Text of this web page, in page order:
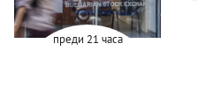
преди 21 часа